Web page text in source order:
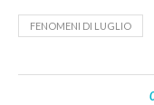
FENOMENI DI LUGLIO